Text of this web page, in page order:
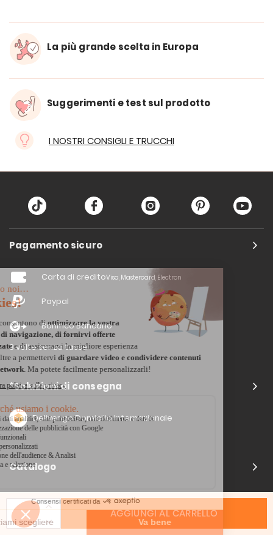
AGGIUNGI AL CARRELLO
La più grande scelta in Europa
Suggerimenti e test sul prodotto
I NOSTRI CONSIGLI E TRUCCHI
Pagamento sicuro
Carta di creditoVisa, Mastercard, Electron
Paypal
Bonifico Bancario
3 volte senza tasse
*Soluzioni di consegna
Delivengo Domicilio Internazionale
Catalogo